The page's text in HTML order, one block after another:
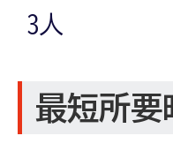
3人
最短所要